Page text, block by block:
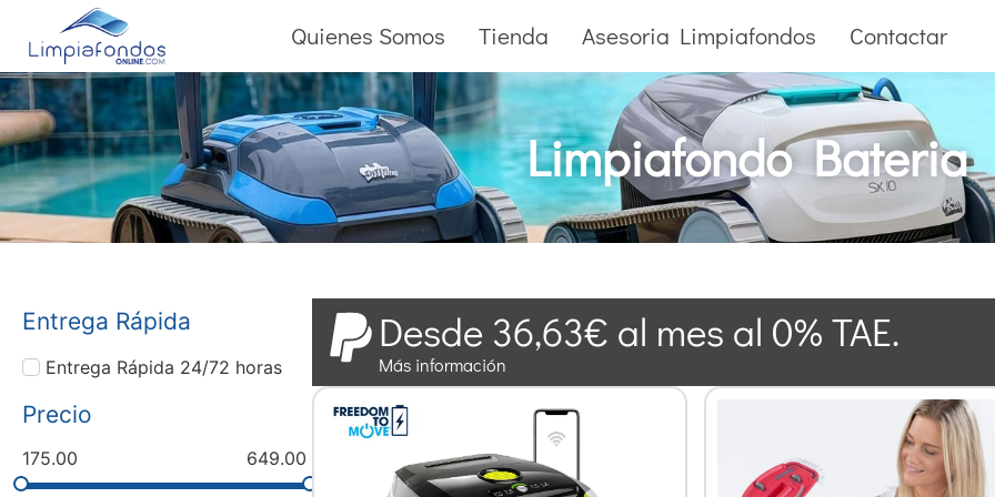
Quienes Somos Tienda Asesoria Limpiafondos Contactar
Limpiafondo Bateria
Entrega Rápida
Entrega Rápida 24/72 horas
Precio
175.00 649.00
Desde 36,63€ al mes al 0% TAE.
Más información